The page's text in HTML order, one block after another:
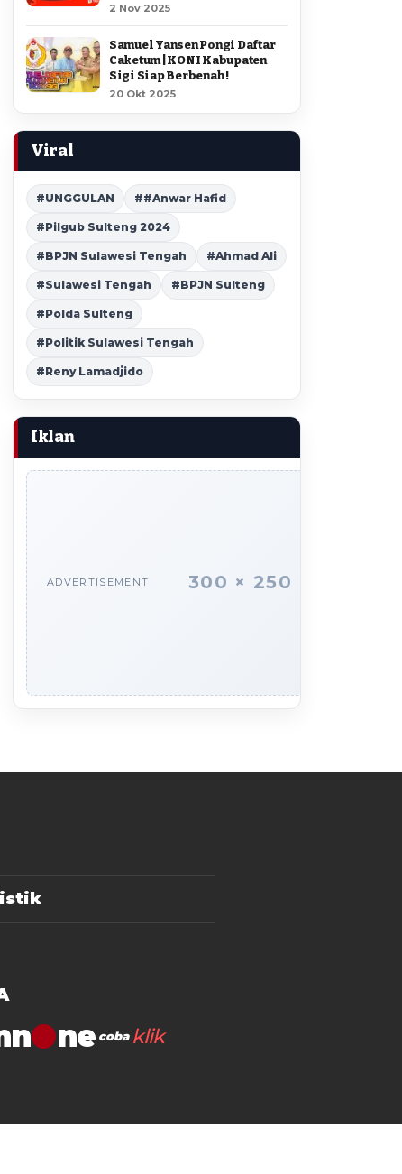
2 Nov 2025
Samuel Yansen Pongi Daftar
Caketum | KONI Kabupaten
Sigi Siap Berbenah !
20 Okt 2025
Viral
#UNGGULAN ##Anwar Hafid
#Pilgub Sulteng 2024
#BPJN Sulawesi Tengah #Ahmad Ali
#Sulawesi Tengah #BPJN Sulteng
#Polda Sulteng
#Politik Sulawesi Tengah
#Reny Lamadjido
Iklan
ADVERTISEMENT 300 × 250
coba klik